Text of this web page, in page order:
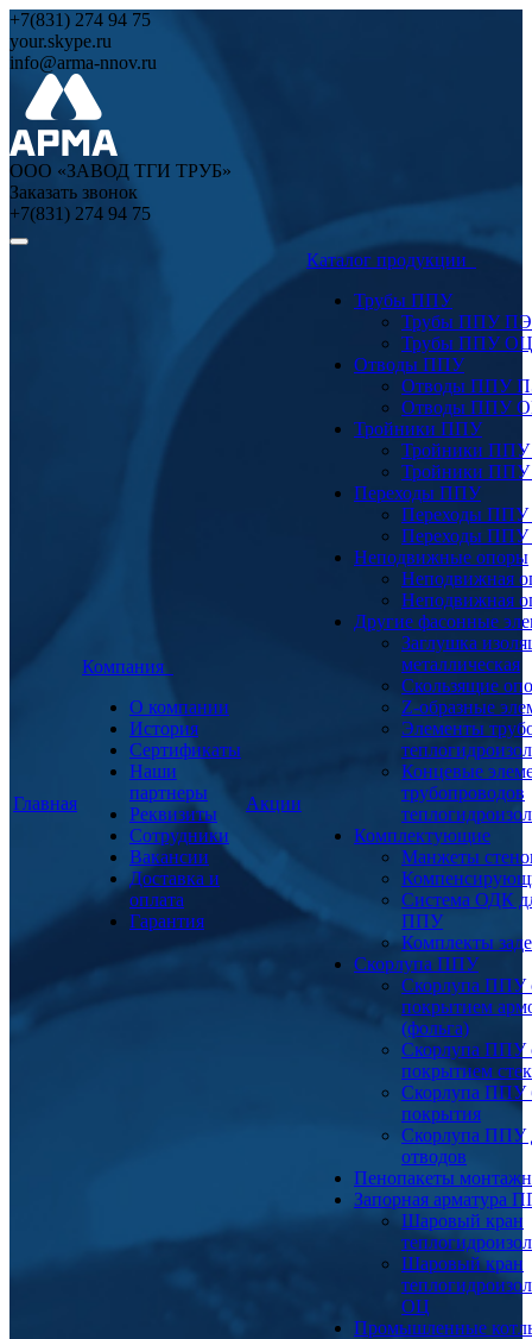
+7(831) 274 94 75
your.skype.ru
info@arma-nnov.ru
ООО «ЗАВОД ТГИ ТРУБ»
Заказать звонок
+7(831) 274 94 75
Главная
Компания
О компании
История
Сертификаты
Наши
партнеры
Реквизиты
Сотрудники
Вакансии
Доставка и
оплата
Гарантия
Акции
Каталог продукции
Трубы ППУ
Трубы ППУ ПЭ
Трубы ППУ ОЦ
Отводы ППУ
Отводы ППУ
Отводы ППУ
Тройники ППУ
Тройники
Тройники
Переходы ППУ
Переходы
Переходы
Неподвижные опоры
Неподвижная
Неподвижная
Другие фасонные
Заглушка
металлическая
Скользящие
Z-образные
Элементы
Концевые
трубопроводов
Комплектующие
Манжеты
Система ОДК
ППУ
Комплекты
Скорлупа ППУ
Скорлупа ППУ
покрытием
(фольга)
Скорлупа ППУ
покрытием
Скорлупа ППУ
покрытия
Скорлупа ППУ
отводов
Пенопакеты
Запорная арматура
Шаровый кран
Шаровый кран
ОЦ
Промышленные